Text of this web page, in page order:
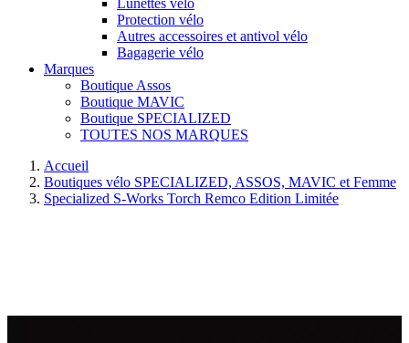
Lunettes vélo
Protection vélo
Autres accessoires et antivol vélo
Bagagerie vélo
Marques
Boutique Assos
Boutique MAVIC
Boutique SPECIALIZED
TOUTES NOS MARQUES
Accueil
Boutiques vélo SPECIALIZED, ASSOS, MAVIC et Femme
Specialized S-Works Torch Remco Edition Limitée